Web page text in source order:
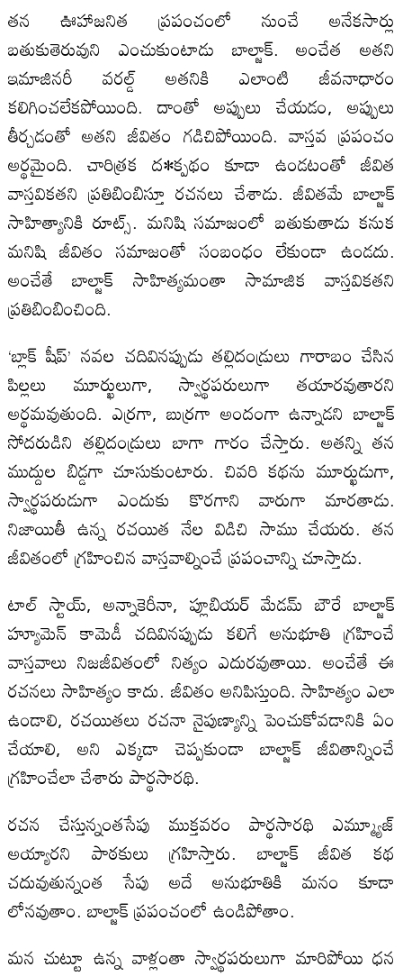
తన ఊహాజనిత ప్రపంచంలో నుంచే అనేకసార్లు
బతుకుతెరువుని ఎంచుకుంటాడు బాల్జాక్. అంచేత అతని
ఇమాజినరీ వరల్డ్ అతనికి ఎలాంటి జీవనాధారం
కలిగించలేకపోయింది. దాంతో అప్పులు చేయడం, అప్పులు
తీర్చడంతో అతని జీవితం గడిచిపోయింది. వాస్తవ ప్రపంచం
అర్థమైంది. చారిత్రక ద•క్పథం కూడా ఉండటంతో జీవిత
వాస్తవికతని ప్రతిబింబిస్తూ రచనలు చేశాడు. జీవితమే బాల్జాక్
సాహిత్యానికి రూట్స్. మనిషి సమాజంలో బతుకుతాడు కనుక
మనిషి జీవితం సమాజంతో సంబంధం లేకుండా ఉండదు.
అంచేతే బాల్జాక్ సాహిత్యమంతా సామాజిక వాస్తవికతని
ప్రతిబింబించింది.
‘బ్లాక్ షీప్’ నవల చదివినప్పుడు తల్లిదండ్రులు గారాబం చేసిన
పిల్లలు మూర్ఖులుగా, స్వార్థపరులుగా తయారవుతారని
అర్థమవుతుంది. ఎర్రగా, బుర్రగా అందంగా ఉన్నాడని బాల్జాక్
సోదరుడిని తల్లిదండ్రులు బాగా గారం చేస్తారు. అతన్ని తన
ముద్దుల బిడ్డగా చూసుకుంటారు. చివరి కథను మూర్ఖుడుగా,
స్వార్థపరుడుగా ఎందుకు కొరగాని వారుగా మారతాడు.
నిజాయితీ ఉన్న రచయిత నేల విడిచి సాము చేయరు. తన
జీవితంలో గ్రహించిన వాస్తవాల్నించే ప్రపంచాన్ని చూస్తాడు.
టాల్ స్టాయ్, అన్నాకెరీనా, ప్లూబియర్ మేడమ్ బౌరే బాల్జాక్
హ్యూమెన్ కామెడీ చదివినప్పుడు కలిగే అనుభూతి గ్రహించే
వాస్తవాలు నిజజీవితంలో నిత్యం ఎదురవుతాయి. అంచేతే ఈ
రచనలు సాహిత్యం కాదు. జీవితం అనిపిస్తుంది. సాహిత్యం ఎలా
ఉండాలి, రచయితలు రచనా నైపుణ్యాన్ని పెంచుకోవడానికి ఏం
చేయాలి, అని ఎక్కడా చెప్పకుండా బాల్జాక్ జీవితాన్నించే
గ్రహించేలా చేశారు పార్థసారథి.
రచన చేస్తున్నంతసేపు ముక్తవరం పార్థసారథి ఎమ్మ్యూజ్
అయ్యారని పాఠకులు గ్రహిస్తారు. బాల్జాక్ జీవిత కథ
చదువుతున్నంత సేపు అదే అనుభూతికి మనం కూడా
లోనవుతాం. బాల్జాక్ ప్రపంచంలో ఉండిపోతాం.
మన చుట్టూ ఉన్న వాళ్లంతా స్వార్థపరులుగా మారిపోయి ధన